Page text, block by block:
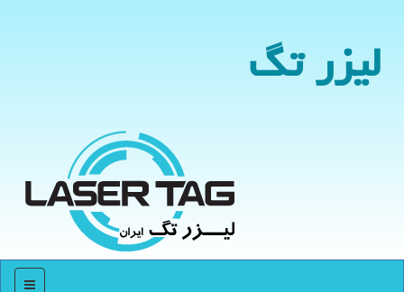
لیزر تگ
منو